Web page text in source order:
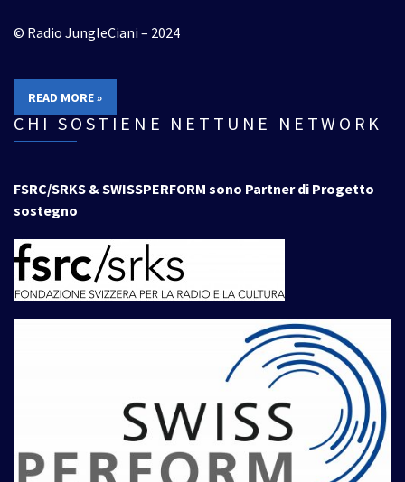
© Radio JungleCiani – 2024
READ MORE »
CHI SOSTIENE NETTUNE NETWORK
FSRC/SRKS & SWISSPERFORM sono Partner di Progetto
sostegno